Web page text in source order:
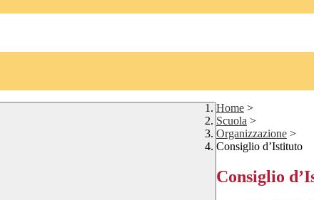
Home >
Scuola >
Organizzazione >
Consiglio d’Istituto
Consiglio